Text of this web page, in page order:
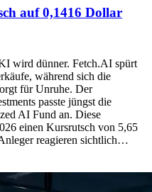
auf 0,1416 Dollar
wird dünner. Fetch.AI spürt
während sich die
für Unruhe. Der
passte jüngst die
AI Fund an. Diese
einen Kursrutsch von 5,65
reagieren sichtlich…